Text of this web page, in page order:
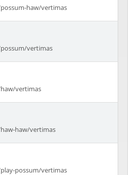
haw/vertimas
vertimas
vertimas
haw/vertimas
possum/vertimas